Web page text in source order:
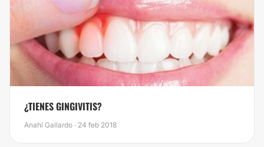
¿TIENES GINGIVITIS?
Anahí Gallardo · 24 feb 2018